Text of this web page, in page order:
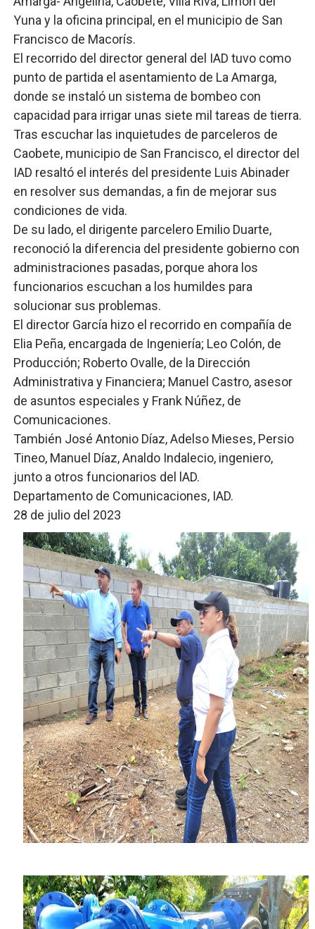
Yuna y la oficina principal, en el municipio de San
Francisco de Macorís.
El recorrido del director general del IAD tuvo como
punto de partida el asentamiento de La Amarga,
donde se instaló un sistema de bombeo con
capacidad para irrigar unas siete mil tareas de tierra.
Tras escuchar las inquietudes de parceleros de
Caobete, municipio de San Francisco, el director del
IAD resaltó el interés del presidente Luis Abinader
en resolver sus demandas, a fin de mejorar sus
condiciones de vida.
De su lado, el dirigente parcelero Emilio Duarte,
reconoció la diferencia del presidente gobierno con
administraciones pasadas, porque ahora los
funcionarios escuchan a los humildes para
solucionar sus problemas.
El director García hizo el recorrido en compañía de
Elia Peña, encargada de Ingeniería; Leo Colón, de
Producción; Roberto Ovalle, de la Dirección
Administrativa y Financiera; Manuel Castro, asesor
de asuntos especiales y Frank Núñez, de
Comunicaciones.
También José Antonio Díaz, Adelso Mieses, Persio
Tineo, Manuel Díaz, Analdo Indalecio, ingeniero,
junto a otros funcionarios del lAD.
Departamento de Comunicaciones, IAD.
28 de julio del 2023